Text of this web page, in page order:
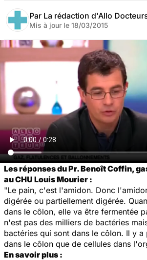
Par La rédaction d'Allo
Mis à jour le 18/03/2015
Les réponses du Pr. Benoît Coffin,
au CHU Louis Mourier :
"Le pain, c'est l'amidon. Donc
digérée ou partiellement digérée.
dans le côlon, elle va être fermentée
n'est pas des milliers de bactéries
bactéries qui sont dans le côlon. Il y a
dans le côlon que de cellules dans
En savoir plus :